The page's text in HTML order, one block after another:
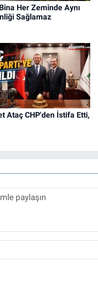
Her Zeminde Aynı
Sağlamaz
Ataç CHP'den İstifa Etti,